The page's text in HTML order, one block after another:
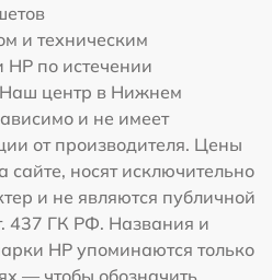
и техническим
по истечении
Наш центр в Нижнем
и не имеет
от производителя. Цены
носят исключительно
и не являются публичной
437 ГК РФ. Названия и
HP упоминаются только
— чтобы обозначить